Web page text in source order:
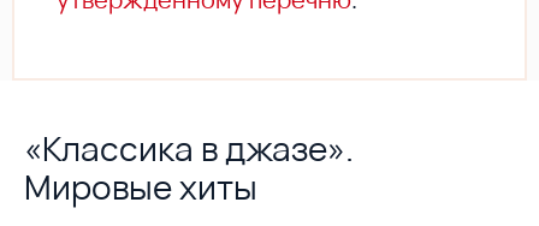
«Классика в джазе».
Мировые хиты